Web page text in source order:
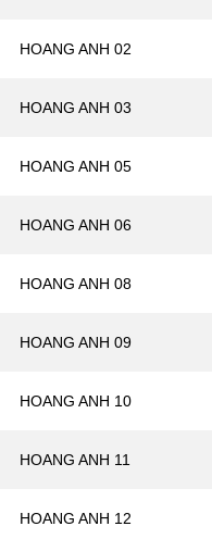
HOANG ANH 02
HOANG ANH 03
HOANG ANH 05
HOANG ANH 06
HOANG ANH 08
HOANG ANH 09
HOANG ANH 10
HOANG ANH 11
HOANG ANH 12